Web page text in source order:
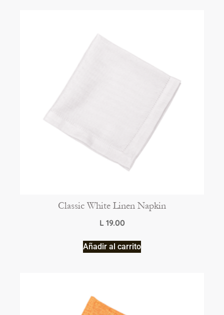
Classic White Linen Napkin
L 19.00
Añadir al carrito